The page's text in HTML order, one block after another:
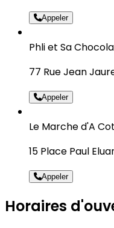
Appeler
Phli et Sa
77 Rue Jean
Appeler
Le Marche d'A
15 Place Paul
Appeler
Horaires